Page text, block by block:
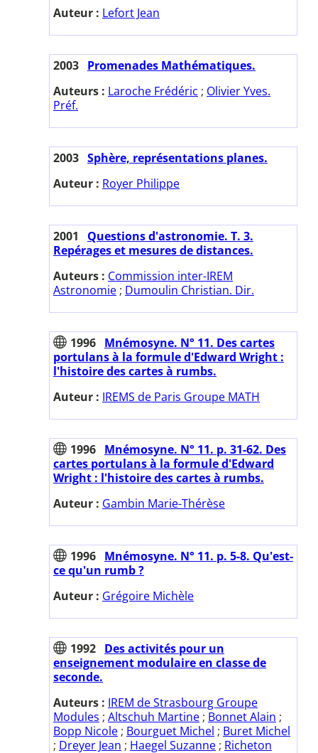
Auteur : Lefort Jean
2003 Promenades Mathématiques.
Auteurs : Laroche Frédéric ; Olivier Yves.
Préf.
2003 Sphère, représentations planes.
Auteur : Royer Philippe
2001
Questions d'astronomie. T. 3.
Repérages et mesures de distances.
Auteurs : Commission inter-IREM
Astronomie ; Dumoulin Christian. Dir.
1996 Mnémosyne. N° 11. Des cartes
portulans à la formule d'Edward Wright :
l'histoire des cartes à rumbs.
Auteur : IREMS de Paris Groupe MATH
1996 Mnémosyne. N° 11. p. 31-62. Des
cartes portulans à la formule d'Edward
Wright : l'histoire des cartes à rumbs.
Auteur : Gambin Marie-Thérèse
1996 Mnémosyne. N° 11. p. 5-8. Qu'est-
ce qu'un rumb ?
Auteur : Grégoire Michèle
1992 Des activités pour un
enseignement modulaire en classe de
seconde.
Auteurs : IREM de Strasbourg Groupe
Modules ; Altschuh Martine ; Bonnet Alain ;
Bopp Nicole ; Bourguet Michel ; Buret Michel
; Dreyer Jean ; Haegel Suzanne ; Richeton